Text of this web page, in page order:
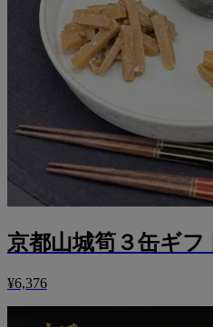
京都山城筍３缶ギフ
¥6,376